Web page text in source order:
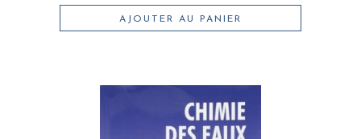
AJOUTER AU PANIER